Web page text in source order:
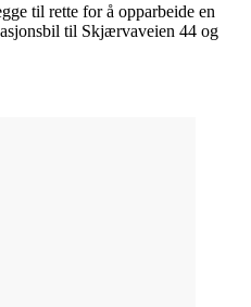
til rette for å opparbeide en
til Skjærvaveien 44 og